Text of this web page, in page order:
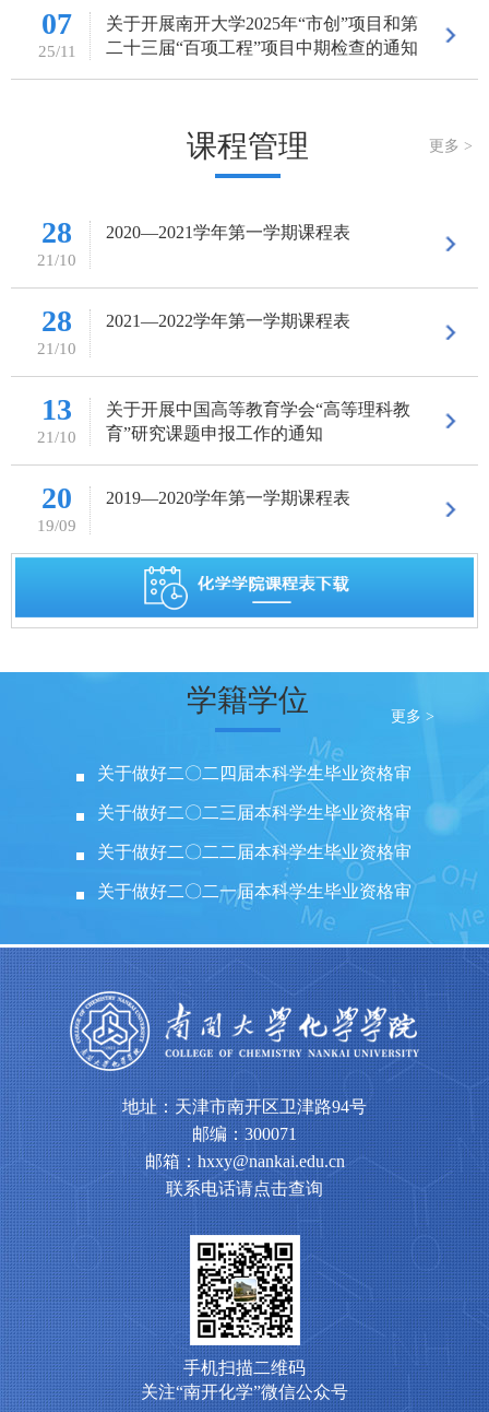
07
25/11
关于开展南开大学2025年“市创”项目和第
二十三届“百项工程”项目中期检查的通知
课程管理 更多 >
28
21/10
2020—2021学年第一学期课程表
28
21/10
2021—2022学年第一学期课程表
13
21/10
关于开展中国高等教育学会“高等理科教
育”研究课题申报工作的通知
20
19/09
2019—2020学年第一学期课程表
学籍学位 更多 >
关于做好二〇二四届本科学生毕业资格审
核工作的通知
关于做好二〇二三届本科学生毕业资格审
核工作的通知
关于做好二〇二二届本科学生毕业资格审
核工作的通知
关于做好二〇二一届本科学生毕业资格审
地址：天津市南开区卫津路94号
邮编：300071
邮箱：hxxy@nankai.edu.cn
联系电话请点击查询
手机扫描二维码
关注“南开化学”微信公众号